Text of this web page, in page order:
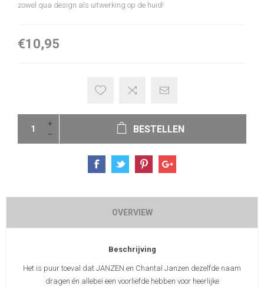
zowel qua design als uitwerking op de huid!
€10,95
BESTELLEN
OVERVIEW
Beschrijving
Het is puur toeval dat JANZEN en Chantal Janzen dezelfde naam
dragen én allebei een voorliefde hebben voor heerlijke